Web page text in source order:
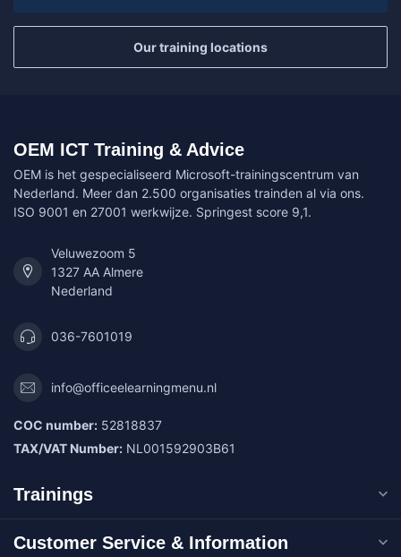
Our training locations
OEM ICT Training & Advice
OEM is het gespecialiseerd Microsoft-trainingscentrum van
Nederland. Meer dan 2.500 organisaties trainden al via ons.
ISO 9001 en 27001 werkwijze. Springest score 9,1.
Veluwezoom 5
1327 AA Almere
Nederland
036-7601019
info@officeelearningmenu.nl
COC number: 52818837
TAX/VAT Number: NL001592903B61
Trainings
Customer Service & Information